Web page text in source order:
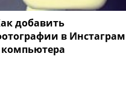
добавить
в Инстаграм
компьютера